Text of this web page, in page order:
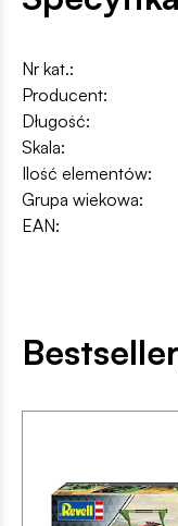
Nr kat.:
Producent:
Długość:
Skala:
Ilość elementów:
Grupa wiekowa:
EAN: